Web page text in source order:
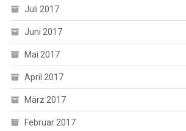
Juli 2017
Juni 2017
Mai 2017
April 2017
März 2017
Februar 2017